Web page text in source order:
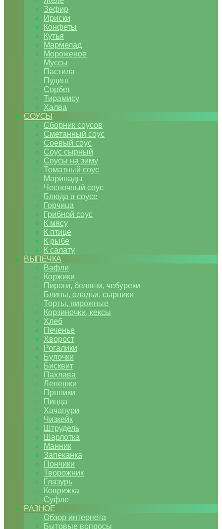
Зефир
Ириски
Конфеты
Кутья
Мармелад
Мороженое
Муссы
Пастила
Пудинг
Сорбет
Тирамису
Халва
СОУСЫ
Сборник соусов
Сметанный соус
Соевый соус
Соус сырный
Соусы на зиму
Томатный соус
Маринады
Чесночный соус
Блюда в соусе
Горчица
Грибной соус
К мясу
К птице
К рыбе
К салату
ВЫПЕЧКА
Вафли
Коржики
Пироги, беляши, чебуреки
Блины, оладьи, сырники
Торты, пирожные
Корзиночки, кексы
Хлеб
Печенье
Хворост
Рогалики
Булочки
Бисквит
Пахлава
Лепешки
Пряники
Пицца
Хачапури
Чизкейк
Штрудель
Шарлотка
Манник
Запеканка
Пончики
Творожник
Глазурь
Коврижка
Суфле
РАЗНОЕ
Обзор интернета
Бытовые вопросы